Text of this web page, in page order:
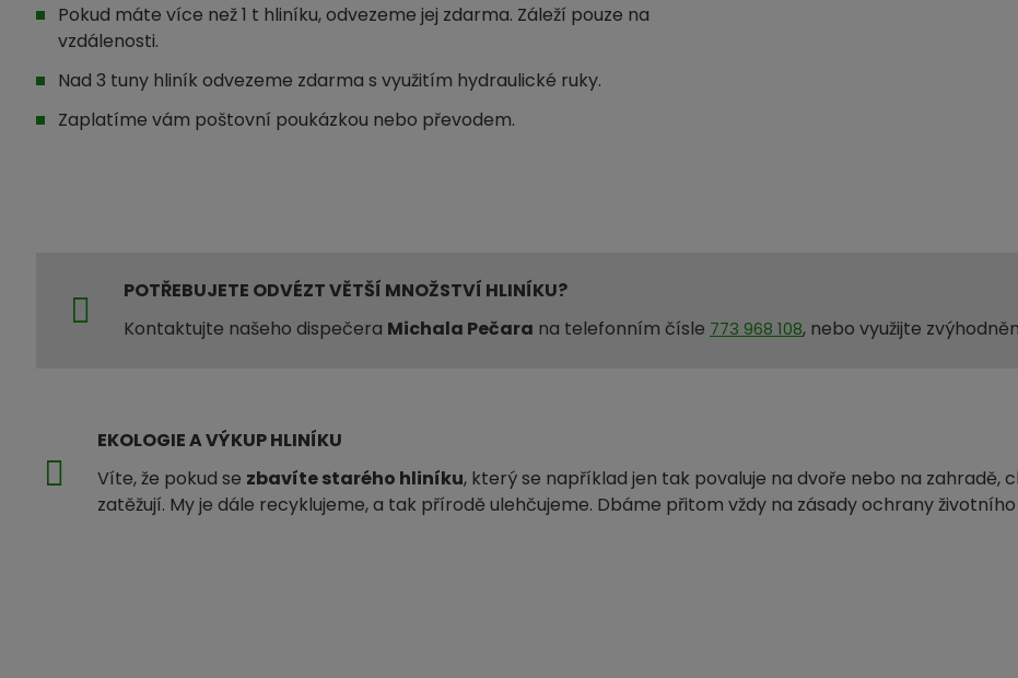
Pokud máte více než 1 t hliníku, odvezeme jej zdarma. Záleží pouze na
vzdálenosti.
Nad 3 tuny hliník odvezeme zdarma s využitím hydraulické ruky.
Zaplatíme vám poštovní poukázkou nebo převodem.
POTŘEBUJETE ODVÉZT VĚTŠÍ MNOŽSTVÍ HLINÍKU?
Kontaktujte našeho dispečera Michala Pečara na telefonním čísle 773 968 108, nebo využijte
EKOLOGIE A VÝKUP HLINÍKU
Víte, že pokud se zbavíte starého hliníku, který se například jen tak povaluje na dvoře nebo na
zatěžují. My je dále recyklujeme, a tak přírodě ulehčujeme. Dbáme přitom vždy na zásady ochrany